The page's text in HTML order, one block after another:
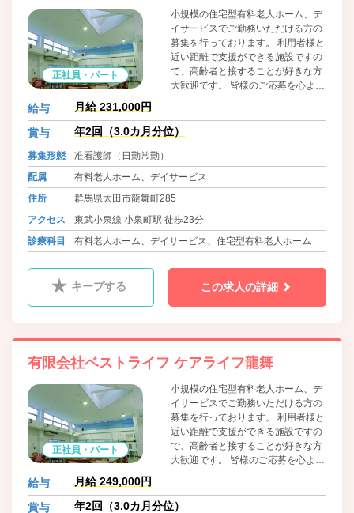
正社員・パート
小規模の住宅型有料老人ホーム、デ
イサービスでご勤務いただける方の
募集を行っております。 利用者様と
近い距離で支援ができる施設ですの
で、高齢者と接することが好きな方
大歓迎です。 皆様のご応募を心より
給与 月給 231,000円
賞与 年2回（3.0カ月分位）
募集形態
准看護師（日勤常勤）
配属
有料老人ホーム、デイサービス
住所
群馬県太田市龍舞町285
アクセス
東武小泉線 小泉町駅 徒歩23分
診療科目
有料老人ホーム、デイサービス、住宅型有料老人ホーム
キープする この求人の詳細
有限会社ベストライフ ケアライフ龍舞
正社員・パート
小規模の住宅型有料老人ホーム、デ
イサービスでご勤務いただける方の
募集を行っております。 利用者様と
近い距離で支援ができる施設ですの
で、高齢者と接することが好きな方
大歓迎です。 皆様のご応募を心より
給与 月給 249,000円
賞与 年2回（3.0カ月分位）